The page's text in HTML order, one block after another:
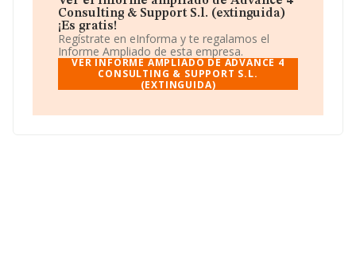
En base a la información de la que dispone INFORMA
sobre 72.271 compañías, en el ámbito nacional la
facturación alcanza la cifra de 15.184 millones de euros
y se calcula un promedio de facturación de 210 mil
euros entre todas las compañías. En cuanto a la
información relativa a la provincia de Navarra, en la
ventas han obtenido los 97 millones de euros. Con el fin
Consulting & Support S.l. (extinguida)
¡Es gratis!
Regístrate en eInforma y te regalamos el
Informe Ampliado de esta empresa.
VER INFORME AMPLIADO DE ADVANCE 4
CONSULTING & SUPPORT S.L.
(EXTINGUIDA)